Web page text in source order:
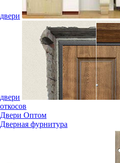
двери
двери
откосов
Двери Оптом
Дверная фурнитура